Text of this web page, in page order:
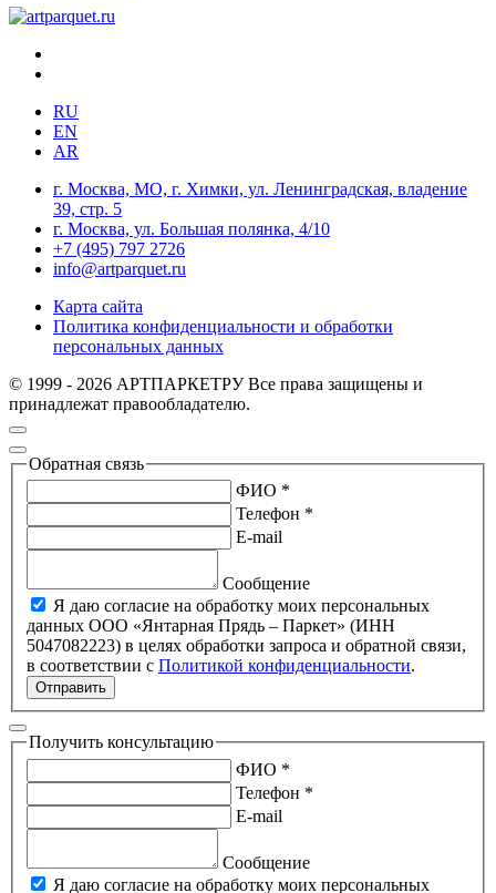
RU
EN
AR
г. Москва, МО, г. Химки, ул. Ленинградская, владение
39, стр. 5
г. Москва, ул. Большая полянка, 4/10
+7 (495) 797 2726
info@artparquet.ru
Карта сайта
Политика конфиденциальности и обработки
персональных данных
© 1999 - 2026 АРТПАРКЕТРУ Все права защищены и
принадлежат правообладателю.
Обратная связь
ФИО *
Телефон *
E-mail
Сообщение
Я даю согласие на обработку моих персональных
данных ООО «Янтарная Прядь – Паркет» (ИНН
5047082223) в целях обработки запроса и обратной связи,
в соответствии с Политикой конфиденциальности.
Отправить
Получить консультацию
ФИО *
Телефон *
E-mail
Сообщение
Я даю согласие на обработку моих персональных